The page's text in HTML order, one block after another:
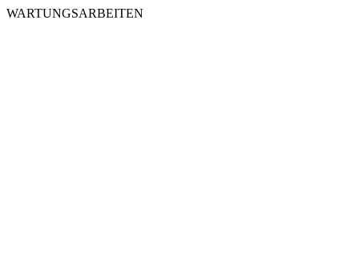
WARTUNGSARBEITEN